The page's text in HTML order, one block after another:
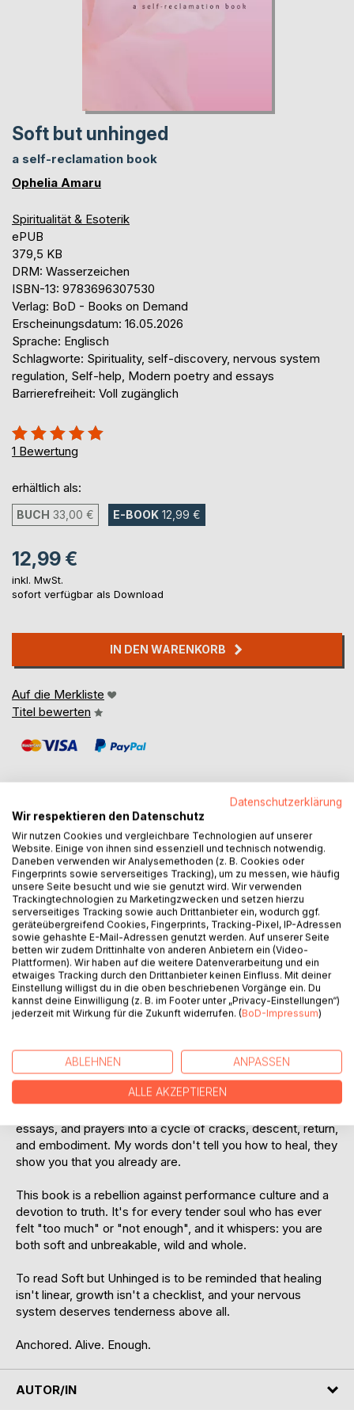
Soft but unhinged
a self-reclamation book
Ophelia Amaru
Spiritualität & Esoterik
ePUB
379,5 KB
DRM: Wasserzeichen
ISBN-13: 9783696307530
Verlag: BoD - Books on Demand
Erscheinungsdatum: 16.05.2026
Sprache: Englisch
Schlagworte: Spirituality, self-discovery, nervous system
regulation, Self-help, Modern poetry and essays
Barrierefreiheit: Voll zugänglich
Bewertung::
100%
1 Bewertung
erhältlich als:
BUCH 33,00 € E-BOOK 12,99 €
12,99 €
inkl. MwSt.
sofort verfügbar als Download
IN DEN WARENKORB
Auf die Merkliste
Titel bewerten
BESCHREIBUNG
For the girl or woman who is tired of pretending she is okay.
For the one unraveling softly, bravely, beautifully.
For the one who finally doesn't want to give a single f*ck.
This is for you.
Soft but unhinged.
Sassy & poetic.
Spiritual but raw.
letter. A safe place to fall apart and remember your
softness.
essays, and prayers into a cycle of cracks, descent, return,
and embodiment. My words don't tell you how to heal, they
show you that you already are.
This book is a rebellion against performance culture and a
devotion to truth. It's for every tender soul who has ever
felt "too much" or "not enough", and it whispers: you are
both soft and unbreakable, wild and whole.
To read Soft but Unhinged is to be reminded that healing
isn't linear, growth isn't a checklist, and your nervous
system deserves tenderness above all.
Anchored. Alive. Enough.
AUTOR/IN
Datenschutzerklärung
Wir respektieren den Datenschutz
Wir nutzen Cookies und vergleichbare Technologien auf unserer
Website. Einige von ihnen sind essenziell und technisch notwendig.
Daneben verwenden wir Analysemethoden (z. B. Cookies oder
Fingerprints sowie serverseitiges Tracking), um zu messen, wie häufig
unsere Seite besucht und wie sie genutzt wird. Wir verwenden
Trackingtechnologien zu Marketingzwecken und setzen hierzu
serverseitiges Tracking sowie auch Drittanbieter ein, wodurch ggf.
geräteübergreifend Cookies, Fingerprints, Tracking-Pixel, IP-Adressen
sowie gehashte E-Mail-Adressen genutzt werden. Auf unserer Seite
betten wir zudem Drittinhalte von anderen Anbietern ein (Video-
Plattformen). Wir haben auf die weitere Datenverarbeitung und ein
etwaiges Tracking durch den Drittanbieter keinen Einfluss. Mit deiner
Einstellung willigst du in die oben beschriebenen Vorgänge ein. Du
kannst deine Einwilligung (z. B. im Footer unter „Privacy-Einstellungen“)
jederzeit mit Wirkung für die Zukunft widerrufen. (BoD-Impressum)
ABLEHNEN ANPASSEN
ALLE AKZEPTIEREN